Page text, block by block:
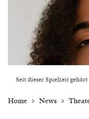
Seit dieser Spielzeit gehört
Home News